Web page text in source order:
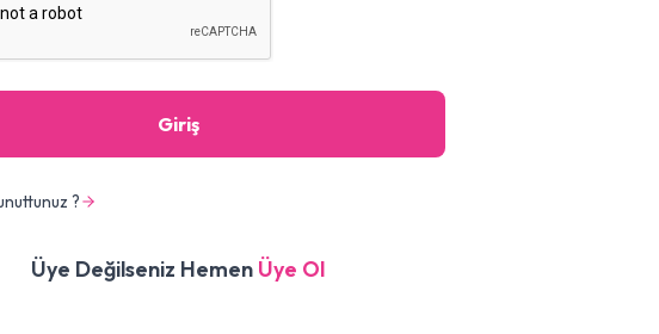
Giriş
?
Üye Değilseniz Hemen Üye Ol